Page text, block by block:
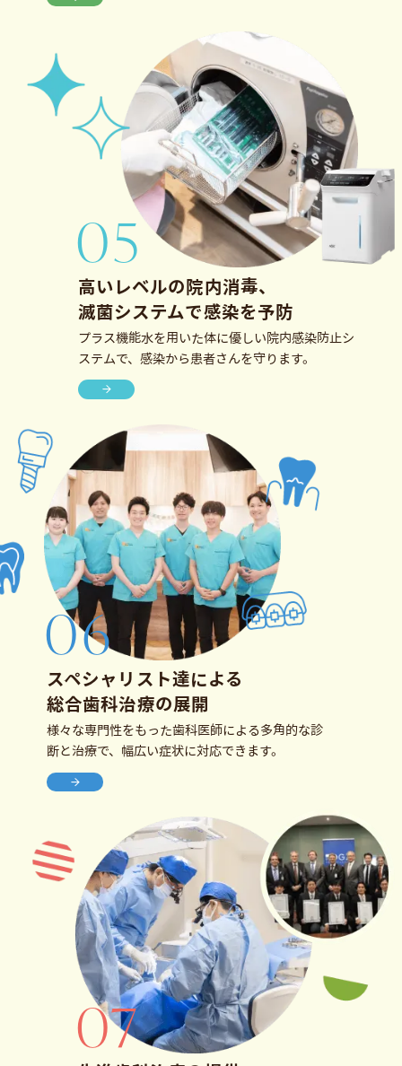
高いレベルの院内消毒、
滅菌システムで感染を予防
プラス機能水を用いた体に優しい院内感染防止シ
ステムで、感染から患者さんを守ります。
スペシャリスト達による
総合歯科治療の展開
様々な専門性をもった歯科医師による多角的な診
断と治療で、幅広い症状に対応できます。